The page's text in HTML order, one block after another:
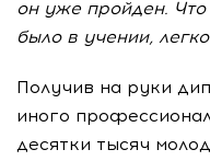
он уже пройден.
было в учении,
Получив на руки
иного
десятки тысяч